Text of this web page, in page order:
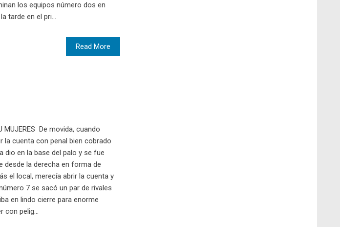
los equipos número dos en
tarde en el pri...
Read More
MUJERES De movida, cuando
la cuenta con penal bien cobrado
dio en la base del palo y se fue
desde la derecha en forma de
el local, merecía abrir la cuenta y
7 se sacó un par de rivales
en lindo cierre para enorme
con pelig...